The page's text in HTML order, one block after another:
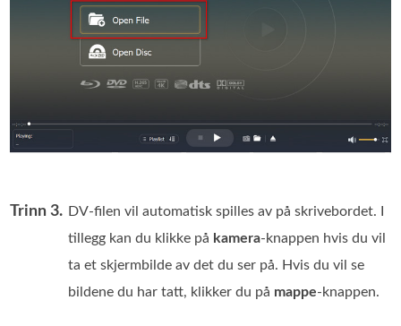
Trinn 3. DV-filen vil automatisk spilles av på skrivebordet. I
tillegg kan du klikke på kamera-knappen hvis du vil
ta et skjermbilde av det du ser på. Hvis du vil se
bildene du har tatt, klikker du på mappe-knappen.